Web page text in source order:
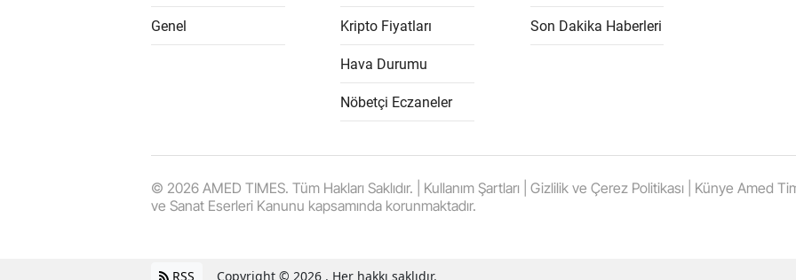
Genel Kripto Fiyatları
Hava Durumu
Nöbetçi Eczaneler
Son Dakika Haberleri
© 2026 AMED TIMES. Tüm Hakları Saklıdır. | Kullanım Şartları | Gizlilik ve Çerez Politikası | Künye Amed
ve Sanat Eserleri Kanunu kapsamında korunmaktadır.
RSS Copyright © 2026 . Her hakkı saklıdır.